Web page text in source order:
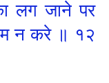
लग जाने पर
न करे ॥ १२